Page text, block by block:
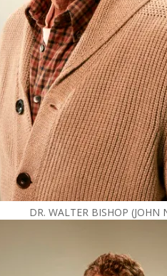
DR. WALTER BISHOP (JOHN